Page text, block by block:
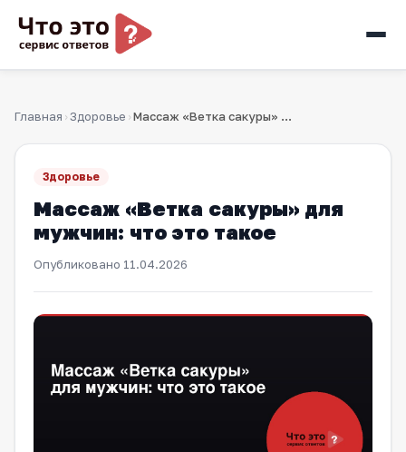
Главная › Здоровье › Массаж «Ветка сакуры» для мужчин: что это такое
Здоровье
Массаж «Ветка сакуры» для
мужчин: что это такое
Опубликовано 11.04.2026